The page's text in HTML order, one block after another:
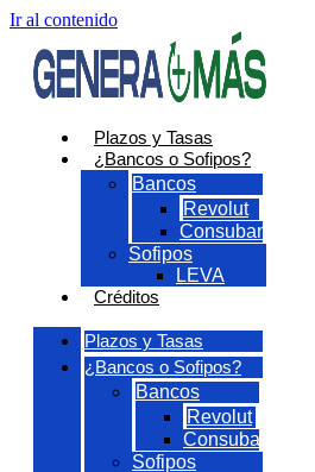
Ir al contenido
Plazos y Tasas
¿Bancos o Sofipos?
Bancos
Revolut
Consubanco
Sofipos
LEVA
Créditos
Plazos y Tasas
¿Bancos o Sofipos?
Bancos
Revolut
Consubanco
Sofipos